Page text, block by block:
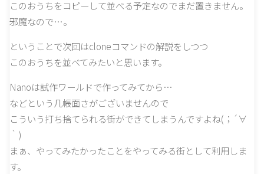
このおうちをコピーして並べる予定なのでまだ置きません。
邪魔なので…。
ということで次回はcloneコマンドの解説をしつつ
このおうちを並べてみたいと思います。
Nanoは試作ワールドで作ってみてから…
などという几帳面さがございませんので
こういう打ち捨てられる街ができてしまうんですよね(；´∀
｀)
まぁ、やってみたかったことをやってみる街として利用しま
す。